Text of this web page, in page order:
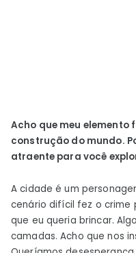
Acho que meu
construção do mundo.
atraente para você
A cidade é um
cenário difícil fez o crime
que eu queria brincar.
camadas. Acho que nos